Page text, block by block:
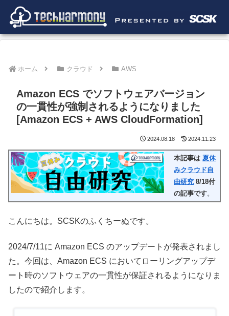
ホーム クラウド AWS
Amazon ECS でソフトウェアバージョン
の一貫性が強制されるようになりました
[Amazon ECS + AWS CloudFormation]
2024.08.18 2024.11.23
本記事は夏休
みクラウド自
由研究 8/18付
の記事です。
こんにちは。SCSKのふくちーぬです。
2024/7/11に Amazon ECS のアップデートが発表されまし
た。今回は、Amazon ECS においてローリングアップデ
ート時のソフトウェアの一貫性が保証されるようになりま
したので紹介します。